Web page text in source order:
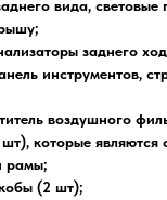
вида, световые
заднего
инструментов,
воздушного
которые
рамы;
(2 шт);